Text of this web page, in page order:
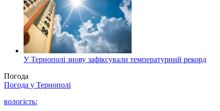
У Тернополі знову зафіксували температурний рекорд
Погода
Погода у Тернополі
вологість: